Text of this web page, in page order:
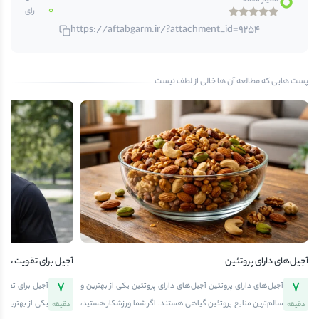
0 رای
https://aftabgarm.ir/?attachment_id=9254
پست هایی که مطالعه آن ها خالی از لطف نیست
آجیل‌های دارای پروتئین
7
دقیقه
آجیل‌های دارای پروتئین آجیل‌های دارای پروتئین یکی از بهترین و
سالم‌ترین منابع پروتئین گیاهی هستند. اگر شما ورزشکار هستید،
آجیل برای تقویت
7
دقیقه
آجیل برای
یکی از